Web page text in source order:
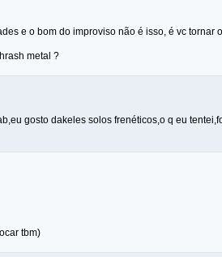
e o bom do improviso não é isso, é vc tornar
metal ?
gosto dakeles solos frenéticos,o q eu
tbm)